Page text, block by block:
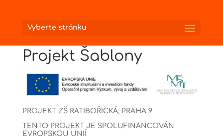
Vyberte stránku
Projekt Šablony
PROJEKT ZŠ RATIBOŘICKÁ, PRAHA 9
TENTO PROJEKT JE SPOLUFINANCOVÁN
EVROPSKOU UNIÍ